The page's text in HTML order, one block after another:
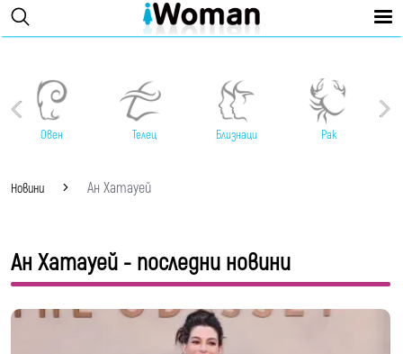
Овен Телец Близнаци Рак
Новини Ан Хатауей
Ан Хатауей - последни новини